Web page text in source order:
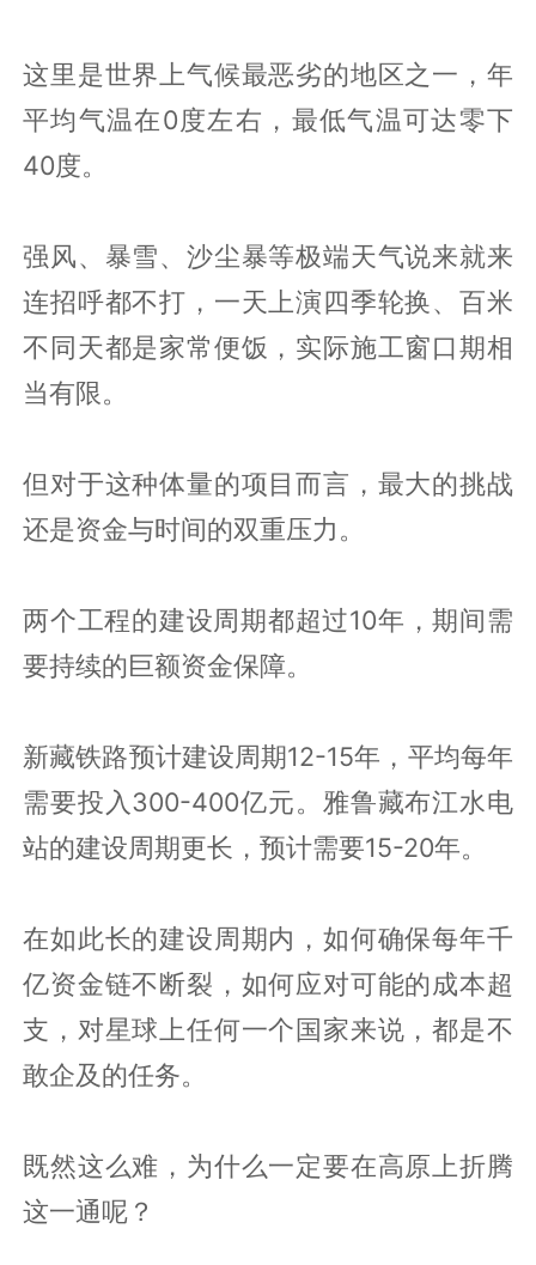
这里是世界上气候最恶劣的地区之一，年
平均气温在0度左右，最低气温可达零下
40度。
强风、暴雪、沙尘暴等极端天气说来就来
连招呼都不打，一天上演四季轮换、百米
不同天都是家常便饭，实际施工窗口期相
当有限。
但对于这种体量的项目而言，最大的挑战
还是资金与时间的双重压力。
两个工程的建设周期都超过10年，期间需
要持续的巨额资金保障。
新藏铁路预计建设周期12-15年，平均每年
需要投入300-400亿元。雅鲁藏布江水电
站的建设周期更长，预计需要15-20年。
在如此长的建设周期内，如何确保每年千
亿资金链不断裂，如何应对可能的成本超
支，对星球上任何一个国家来说，都是不
敢企及的任务。
既然这么难，为什么一定要在高原上折腾
这一通呢？